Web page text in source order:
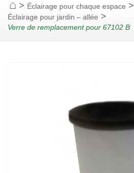
Page d'accueil
> Éclairage pour chaque espace >
Éclairage pour jardin – allée >
Verre de remplacement pour 67102 B